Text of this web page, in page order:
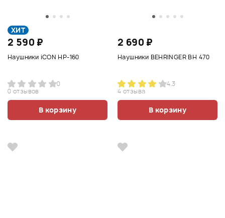
ХИТ
2 590 ₽
Наушники iCON HP-160
0
0 отзывов
В корзину
2 690 ₽
Наушники BEHRINGER BH 470
4.3
4 отзыва
В корзину